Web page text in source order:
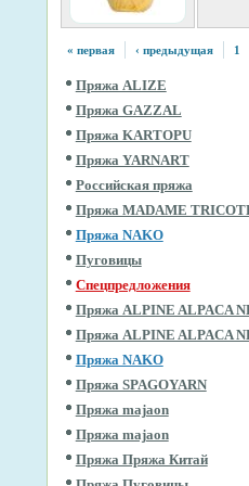
« первая ‹ предыдущая 1
Пряжа ALIZE
Пряжа GAZZAL
Пряжа KARTOPU
Пряжа YARNART
Российская пряжа
Пряжа MADAME
Пряжа NAKO
Пуговицы
Спецпредложения
Пряжа ALPINE ALPACA
Пряжа ALPINE ALPACA
Пряжа NAKO
Пряжа SPAGOYARN
Пряжа majaon
Пряжа majaon
Пряжа Пряжа Китай